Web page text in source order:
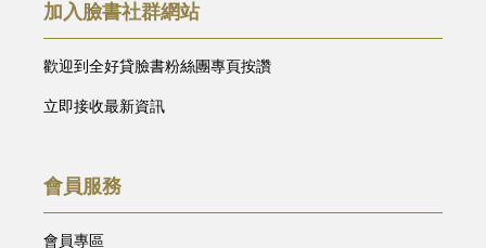
加入臉書社群網站
歡迎到全好貸臉書粉絲團專頁按讚
立即接收最新資訊
會員服務
會員專區